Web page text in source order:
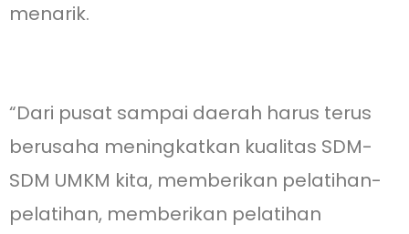
menarik.
“Dari pusat sampai daerah harus terus
berusaha meningkatkan kualitas SDM-
SDM UMKM kita, memberikan pelatihan-
pelatihan, memberikan pelatihan